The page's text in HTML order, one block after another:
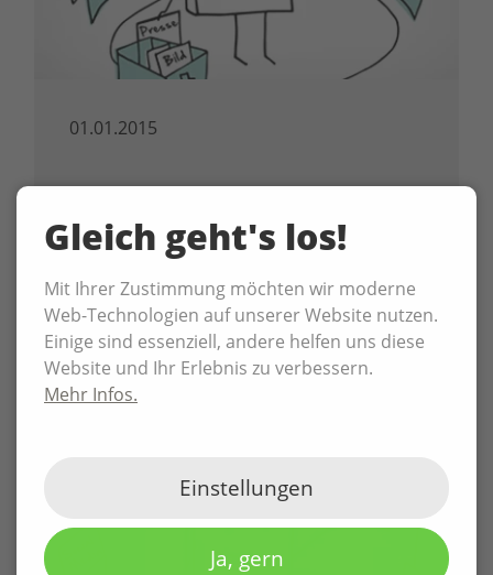
01.01.2015
Forum Chemnitz 2020
im Newsletter der CWE
Dienstleistungen machen in Sachsen circa
70 Prozent der Bruttowertschöpfung aus,
die ...
Gleich geht's los!
Mit Ihrer Zustimmung möchten wir moderne
Web-Technologien auf unserer Website nutzen.
Einige sind essenziell, andere helfen uns diese
Website und Ihr Erlebnis zu verbessern.
Mehr Infos.
Einstellungen
Ja, gern